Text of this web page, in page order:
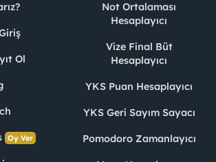
Ol
Oy Ver
Not Ortalaması
Hesaplayıcı
Vize Final Büt
Hesaplayıcı
YKS Puan Hesaplayıcı
YKS Geri Sayım Sayacı
Pomodoro Zamanlayıcı